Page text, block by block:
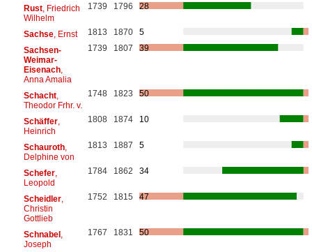
Rust, Friedrich
Wilhelm
1739 1796 28
Sachse, Ernst 1813 1870
5
Sachsen-
Weimar-
Eisenach,
Anna Amalia
1739 1807 39
Schacht,
Theodor Frhr. v.
1748 1823 50
Schäffer,
Heinrich
1808 1874 10
Schauroth,
Delphine von
1813 1887 5
Schefer,
Leopold
1784 1862 34
Scheidler,
Christin
Gottlieb
1752 1815 47
Schnabel,
Joseph
1767 1831 50